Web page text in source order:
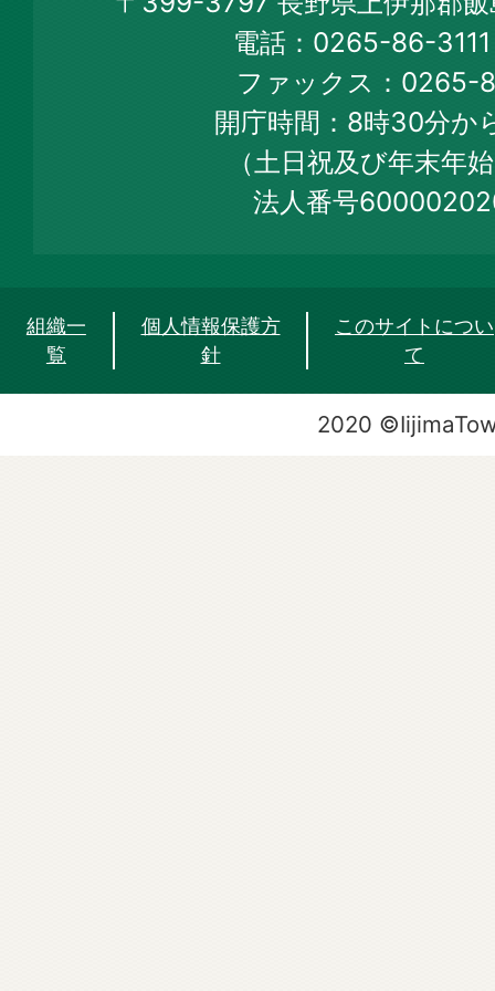
Town
Official
Web
Site
電話：0265-86-
ファックス：0265-
開庁時間：8時30分か
（土日祝及び年末年
法人番号
組織一
覧
個人情報保護方
針
このサイトについ
て
2020